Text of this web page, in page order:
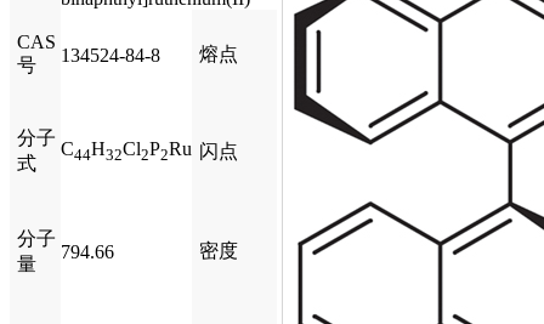
CAS
号
134524-84-8 熔点
分子
式
C44H32Cl2P2Ru 闪点
分子
量
794.66 密度